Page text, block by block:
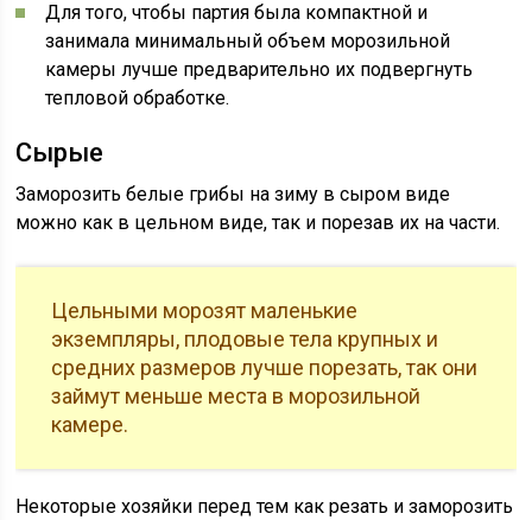
Для того, чтобы партия была компактной и
занимала минимальный объем морозильной
камеры лучше предварительно их подвергнуть
тепловой обработке.
Сырые
Заморозить белые грибы на зиму в сыром виде
можно как в цельном виде, так и порезав их на части.
Цельными морозят маленькие
экземпляры, плодовые тела крупных и
средних размеров лучше порезать, так они
займут меньше места в морозильной
камере.
Некоторые хозяйки перед тем как резать и заморозить